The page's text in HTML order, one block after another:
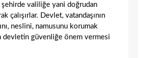
valiliğe yani doğrudan
çalışırlar. Devlet, vatandaşının
neslini, namusunu korumak
devletin güvenliğe önem vermesi